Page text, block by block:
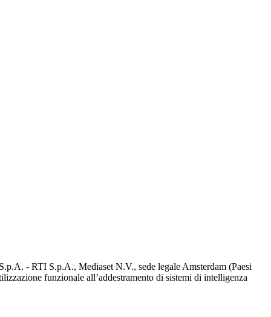
- RTI S.p.A., Mediaset N.V., sede legale Amsterdam (Paesi
funzionale all’addestramento di sistemi di intelligenza